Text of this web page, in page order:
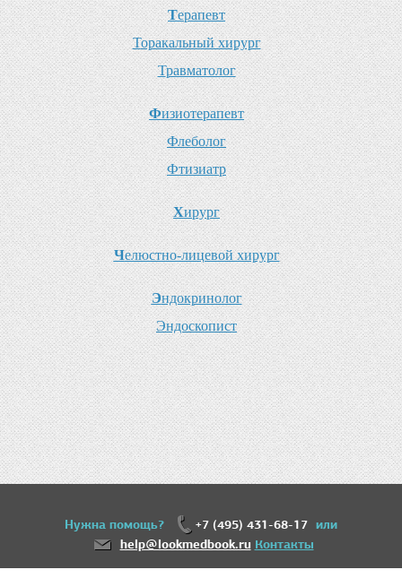
Терапевт
Торакальный хирург
Травматолог
Физиотерапевт
Флеболог
Фтизиатр
Хирург
Челюстно-лицевой хирург
Эндокринолог
Эндоскопист
Нужна помощь? +7 (495) 431-68-17 или
help@lookmedbook.ru Контакты